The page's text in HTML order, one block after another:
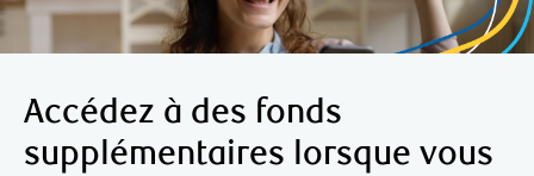
Accédez à des fonds
supplémentaires lorsque vous